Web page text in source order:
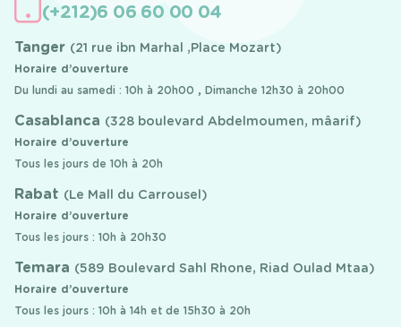
(+212)6 06 60 00 04
Tanger (21 rue ibn Marhal ,Place Mozart)
Horaire d’ouverture
Du lundi au samedi : 10h à 20h00 , Dimanche 12h30 à 20h00
Casablanca (328 boulevard Abdelmoumen, mâarif)
Horaire d’ouverture
Tous les jours de 10h à 20h
Rabat (Le Mall du Carrousel)
Horaire d’ouverture
Tous les jours : 10h à 20h30
Temara (589 Boulevard Sahl Rhone, Riad Oulad Mtaa)
Horaire d’ouverture
Tous les jours : 10h à 14h et de 15h30 à 20h